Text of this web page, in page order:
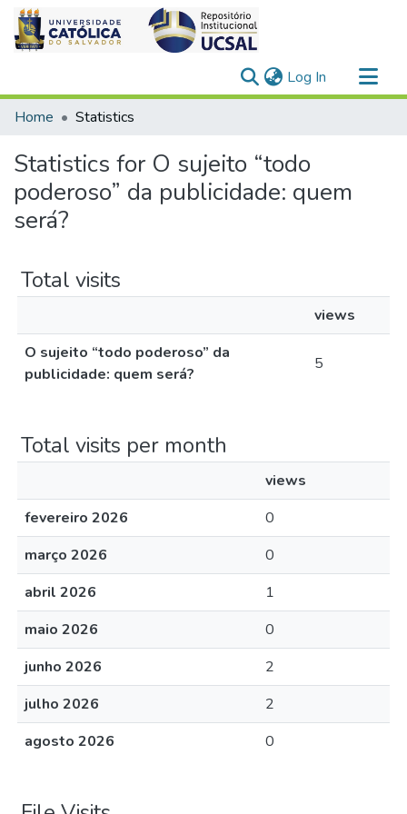
Log In (current)
Communities & Collections
Home Statistics
Statistics for O sujeito “todo
poderoso” da publicidade: quem
será?
Total visits
views
O sujeito “todo poderoso” da
publicidade: quem será?
5
Total visits per month
views
fevereiro 2026
0
março 2026
0
abril 2026
1
maio 2026
0
junho 2026
2
julho 2026
2
agosto 2026
0